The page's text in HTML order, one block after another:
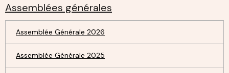
Assemblées générales
Assemblée Générale 2026
Assemblée Générale 2025